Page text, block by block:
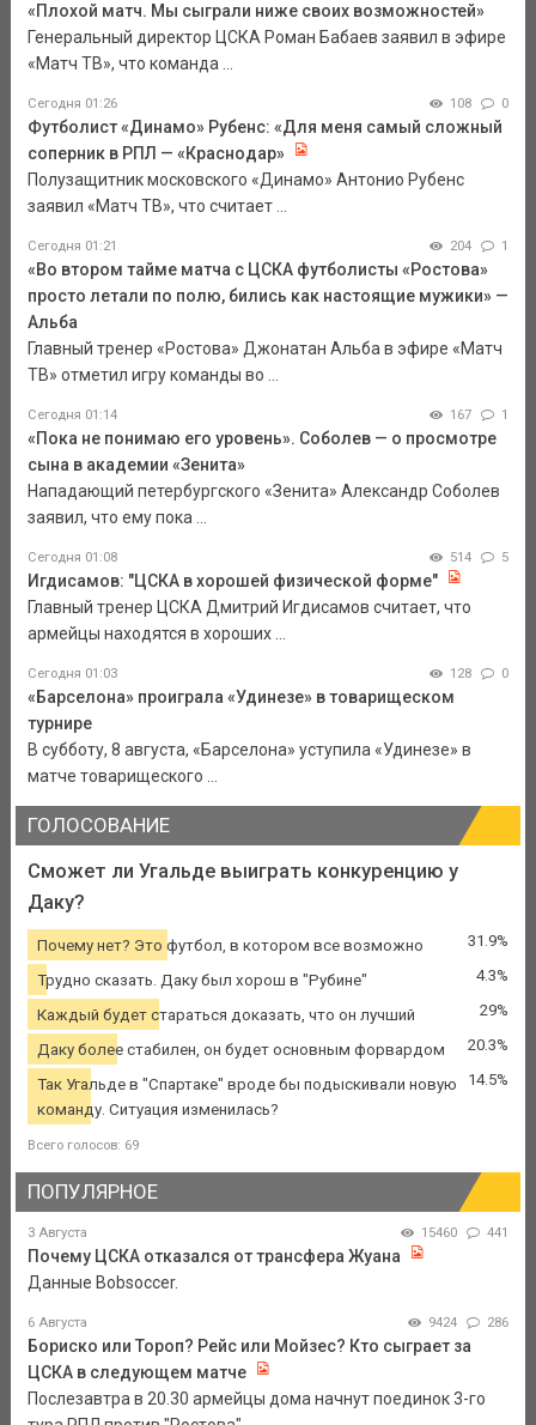
«Плохой матч. Мы сыграли ниже своих возможностей»
Генеральный директор ЦСКА Роман Бабаев заявил в эфире
«Матч ТВ», что команда ...
Сегодня 01:26 108 0
Футболист «Динамо» Рубенс: «Для меня самый сложный
соперник в РПЛ — «Краснодар»
Полузащитник московского «Динамо» Антонио Рубенс
заявил «Матч ТВ», что считает ...
Сегодня 01:21 204 1
«Во втором тайме матча с ЦСКА футболисты «Ростова»
просто летали по полю, бились как настоящие мужики» —
Альба
Главный тренер «Ростова» Джонатан Альба в эфире «Матч
ТВ» отметил игру команды во ...
Сегодня 01:14 167 1
«Пока не понимаю его уровень». Соболев — о просмотре
сына в академии «Зенита»
Нападающий петербургского «Зенита» Александр Соболев
заявил, что ему пока ...
Сегодня 01:08 514 5
Игдисамов: "ЦСКА в хорошей физической форме"
Главный тренер ЦСКА Дмитрий Игдисамов считает, что
армейцы находятся в хороших ...
Сегодня 01:03 128 0
«Барселона» проиграла «Удинезе» в товарищеском
турнире
В субботу, 8 августа, «Барселона» уступила «Удинезе» в
матче товарищеского ...
ГОЛОСОВАНИЕ
Сможет ли Угальде выиграть конкуренцию у
Даку?
Почему нет? Это футбол, в котором все возможно 31.9%
Трудно сказать. Даку был хорош в "Рубине" 4.3%
Каждый будет стараться доказать, что он лучший 29%
Даку более стабилен, он будет основным форвардом 20.3%
Так Угальде в "Спартаке" вроде бы подыскивали новую
команду. Ситуация изменилась?
14.5%
Всего голосов: 69
ПОПУЛЯРНОЕ
3 Августа 15460 441
Почему ЦСКА отказался от трансфера Жуана
Данные Bobsoccer.
6 Августа 9424 286
Бориско или Тороп? Рейс или Мойзес? Кто сыграет за
ЦСКА в следующем матче
Послезавтра в 20.30 армейцы дома начнут поединок 3-го